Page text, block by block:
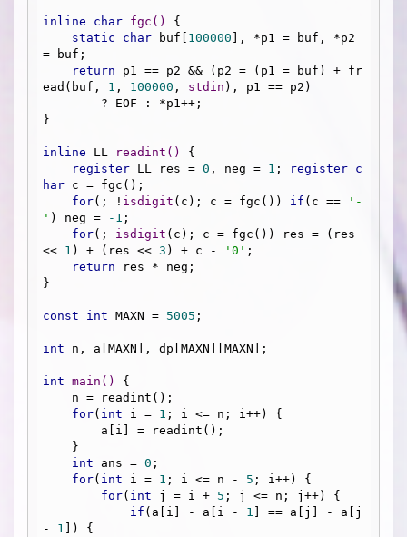
inline char fgc ()
{
static
char buf[ 100000 ], *p1 = buf, *p2
= buf;
return p1 == p2 && (p2 = (p1 = buf) + fr
ead(buf, 1 , 100000 , stdin ), p1 == p2)
}
inline LL readint ()
{
register LL res = 0 , neg = 1 ; register c
har c = fgc();
for(; ! isdigit (c); c = fgc()) if (c ==
'-
' ) neg = -1 ;
for(; isdigit (c); c = fgc()) res = (res
<< 1 ) + (res << 3 ) + c - '0' ;
return res * neg;
}
const int MAXN = 5005 ;
int n, a[MAXN], dp[MAXN][MAXN];
int main ()
{
for( int i = 1 ; i <= n; i++) {
int ans = 0 ;
for( int i = 1 ; i <= n - 5 ; i++) {
for( int j = i + 5 ; j <= n; j++) {
if (a[i] - a[i - 1 ] == a[j] - a[j
- 1 ]) {